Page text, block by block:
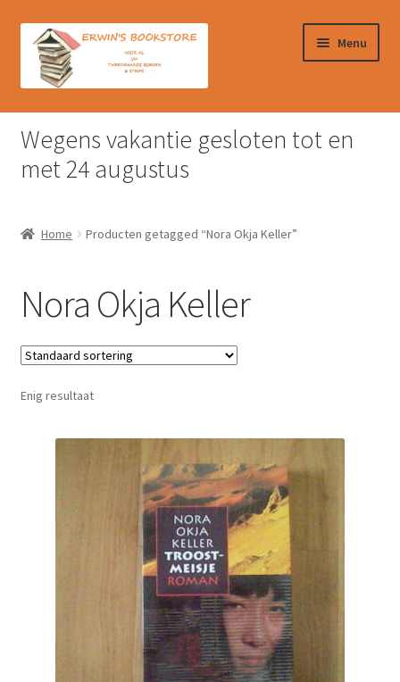
door
naar
naar
Menu
Home
Afrekenen
Verzendkosten & Ophalen boeken
Winkelmand
Wegens vakantie gesloten tot en
met 24 augustus
Home Producten getagged “Nora Okja Keller”
Nora Okja Keller
Enig resultaat